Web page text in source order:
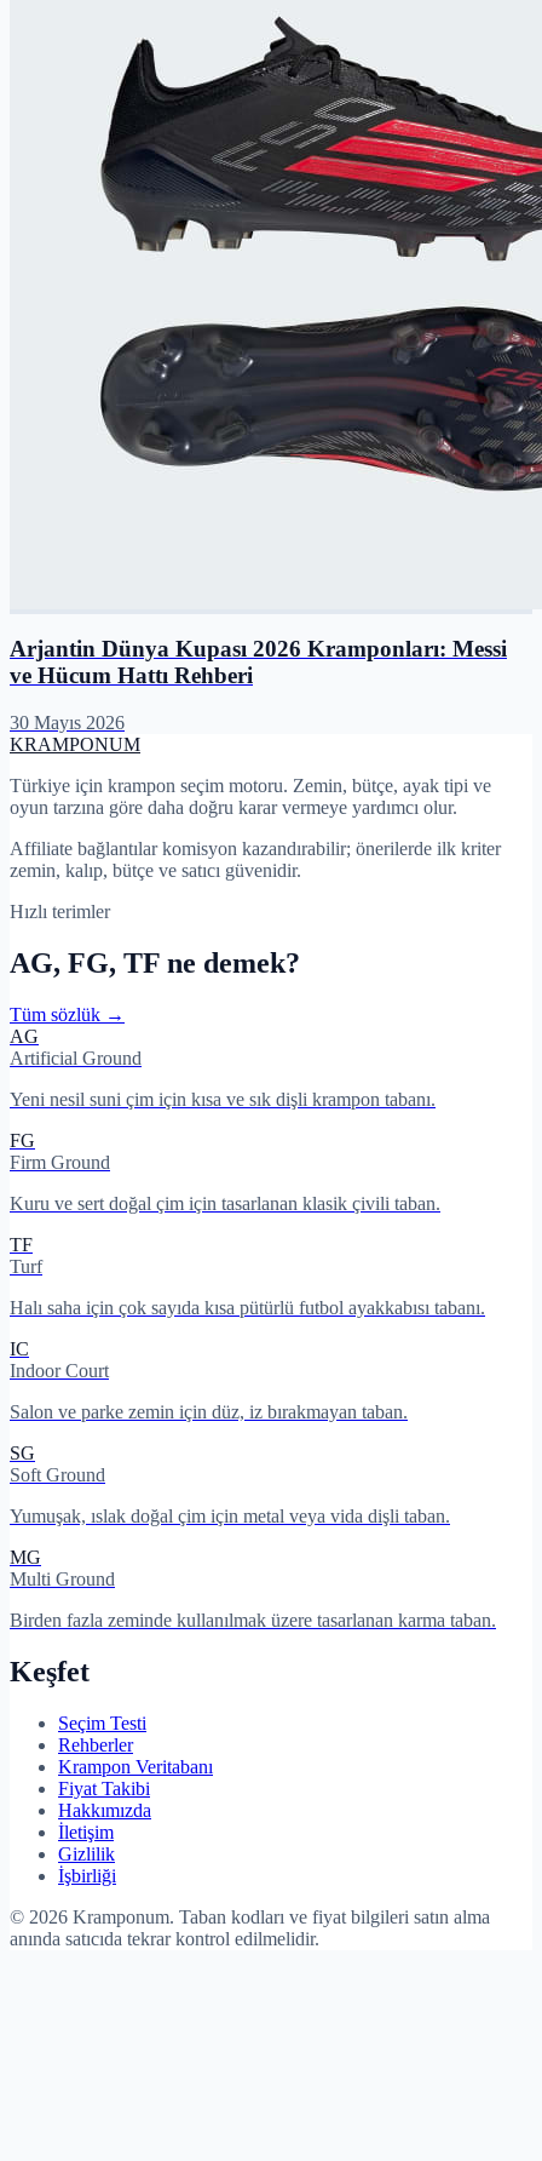
Arjantin Dünya Kupası 2026 Kramponları: Messi
ve Hücum Hattı Rehberi
30 Mayıs 2026
KRAMPONUM
Türkiye için krampon seçim motoru. Zemin, bütçe, ayak tipi ve
oyun tarzına göre daha doğru karar vermeye yardımcı olur.
Affiliate bağlantılar komisyon kazandırabilir; önerilerde ilk kriter
zemin, kalıp, bütçe ve satıcı güvenidir.
Hızlı terimler
AG, FG, TF ne demek?
Tüm sözlük →
AG
Artificial Ground
Yeni nesil suni çim için kısa ve sık dişli krampon tabanı.
FG
Firm Ground
Kuru ve sert doğal çim için tasarlanan klasik çivili taban.
TF
Turf
Halı saha için çok sayıda kısa pütürlü futbol ayakkabısı tabanı.
IC
Indoor Court
Salon ve parke zemin için düz, iz bırakmayan taban.
SG
Soft Ground
Yumuşak, ıslak doğal çim için metal veya vida dişli taban.
MG
Multi Ground
Birden fazla zeminde kullanılmak üzere tasarlanan karma taban.
Keşfet
Seçim Testi
Rehberler
Krampon Veritabanı
Fiyat Takibi
Hakkımızda
İletişim
Gizlilik
İşbirliği
© 2026 Kramponum. Taban kodları ve fiyat bilgileri satın alma
anında satıcıda tekrar kontrol edilmelidir.